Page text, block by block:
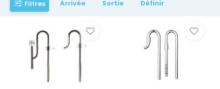
Filtres Arrivée Sortie Définir